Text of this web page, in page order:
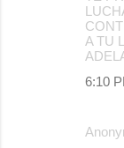
A TU
6:10